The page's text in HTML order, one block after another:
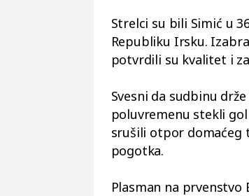
Strelci su bili Simić u
Republiku Irsku.
potvrdili su kvalitet i
Svesni da sudbinu
poluvremenu stekli
srušili otpor domaćeg
pogotka.
Plasman na prvenstvo